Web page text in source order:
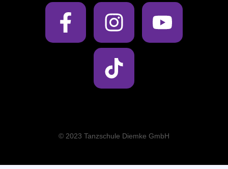
© 2023 Tanzschule Diemke GmbH